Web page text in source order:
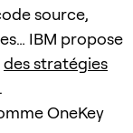
source,
IBM propose
des stratégies
.
OneKey